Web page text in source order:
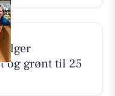
og grønt til 25